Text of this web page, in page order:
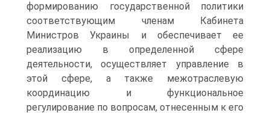
формированию государственной политики
соответствующим членам Кабинета
Министров Украины и обеспечивает ее
реализацию в определенной сфере
деятельности, осуществляет управление в
этой сфере, а также межотраслевую
координацию и функциональное
регулирование по вопросам, отнесенным к его